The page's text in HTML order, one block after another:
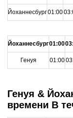
Йоханнесбург01:00
Йоханнесбург01:00
Генуя 01:00
Генуя &
времени В